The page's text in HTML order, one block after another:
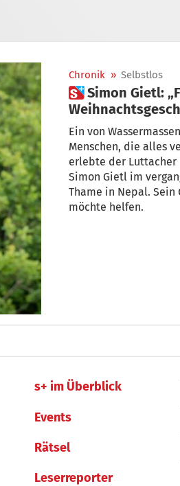
Chronik » Selbstlos
 Simon Gietl: „Frühzeitiges
Südtirol
Ein von
Menschen, die alles
erlebte der Luttacher
Simon Gietl im
Thame in Nepal. Sein
möchte helfen.
s+ im Überblick
Events
Rätsel
Leserreporter